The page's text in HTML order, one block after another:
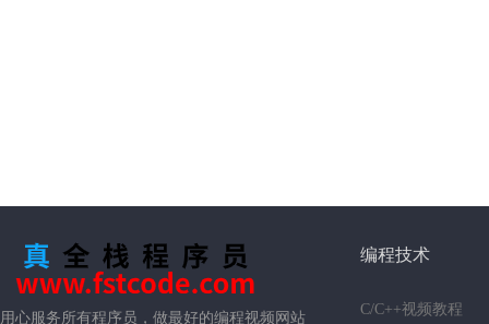
用心服务所有程序员，做最好的编程视频网站
编程技术
C/C++视频教程